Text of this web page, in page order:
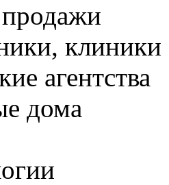
клиники
агентства
дома